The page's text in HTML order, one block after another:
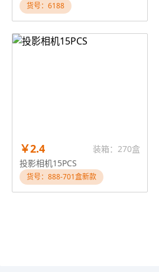
货号：6188
￥2.4
装箱：270盒
投影相机15PCS
货号：888-701盒新款